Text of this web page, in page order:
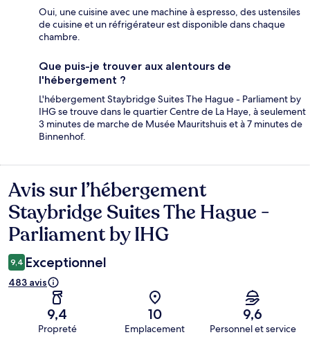
Oui, une cuisine avec une machine à espresso, des ustensiles
de cuisine et un réfrigérateur est disponible dans chaque
chambre.
Que puis-je trouver aux alentours de
l'hébergement ?
L'hébergement Staybridge Suites The Hague - Parliament by
IHG se trouve dans le quartier Centre de La Haye, à seulement
3 minutes de marche de Musée Mauritshuis et à 7 minutes de
Binnenhof.
Avis
Avis sur l’hébergement
Staybridge Suites The Hague -
Parliament by IHG
9,4 Exceptionnel
483 avis
9,4
Propreté
10
Emplacement
9,6
Personnel et service